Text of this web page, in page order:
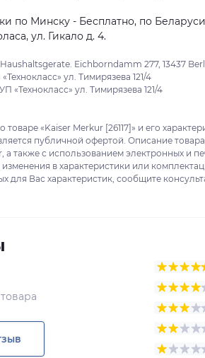
по Минску - Бесплатно, по
ул. Гикало д. 4.
Eichborndamm 277, 13437
ул. Тимирязева 121/4
«Технокласс» ул. Тимирязева 121/4
«Kaiser Merkur [26117]» и его
публичной офертой. Описание
а также с использованием электронных и
в характеристики или
для Вас характеристик, сообщите